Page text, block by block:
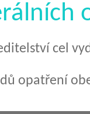
cel
opatření